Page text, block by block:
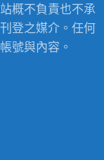
概不負責也不承
登之媒介。任何
號與內容。